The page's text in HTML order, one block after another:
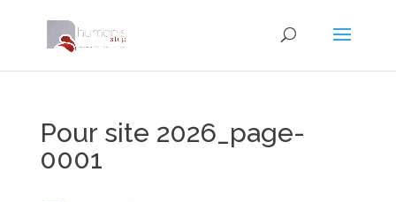
Pour site 2026_page-
0001